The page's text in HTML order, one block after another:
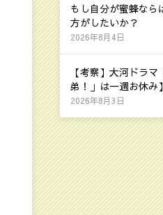
もし自分が蜜蜂なら
方がしたいか？
2026年8月4日
【考察】大河ドラマ
弟！」は一週お休み】
2026年8月3日